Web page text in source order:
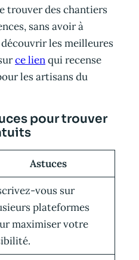
trouver des chantiers
sans avoir à
les meilleures
ce lienqui recense
les artisans du
pour trouver
Astuces
vous sur
plateformes
maximiser votre